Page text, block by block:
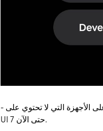
- تم تحديث أيقونة التطبيق إلى الرمز الجديد على الأجهزة التي لا تحتوي على One
UI 7 حتى الآن.